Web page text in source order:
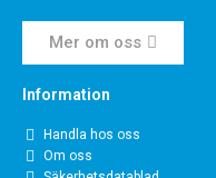
Mer om oss
Information
Handla hos oss
Om oss